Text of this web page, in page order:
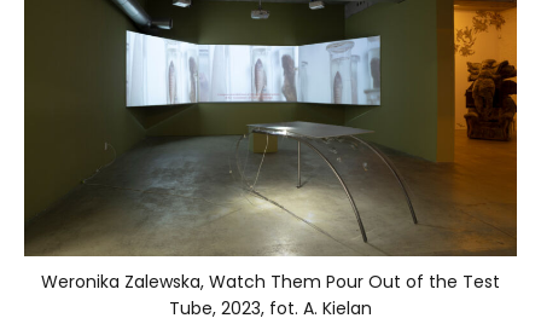
Weronika Zalewska, Watch Them Pour Out of the Test
Tube, 2023, fot. A. Kielan